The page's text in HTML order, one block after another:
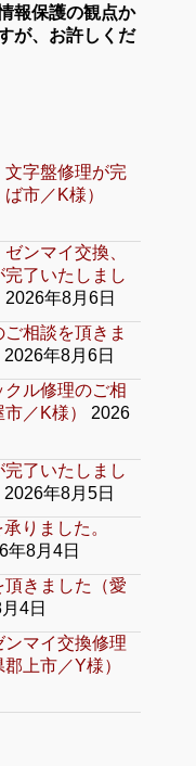
報保護の観点か
が、お許しくだ
文字盤修理が完
市／K様）
ンマイ交換、
了いたしまし
2026年8月6日
相談を頂きま
2026年8月6日
ル修理のご相
／K様）
2026
了いたしまし
2026年8月5日
りました。
年8月4日
きました（愛
4日
マイ交換修理
上市／Y様）